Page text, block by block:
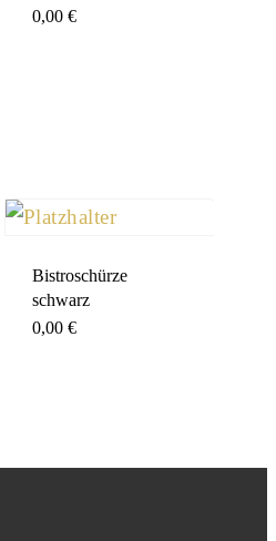
0,00 €
Bistroschürze
schwarz
0,00 €